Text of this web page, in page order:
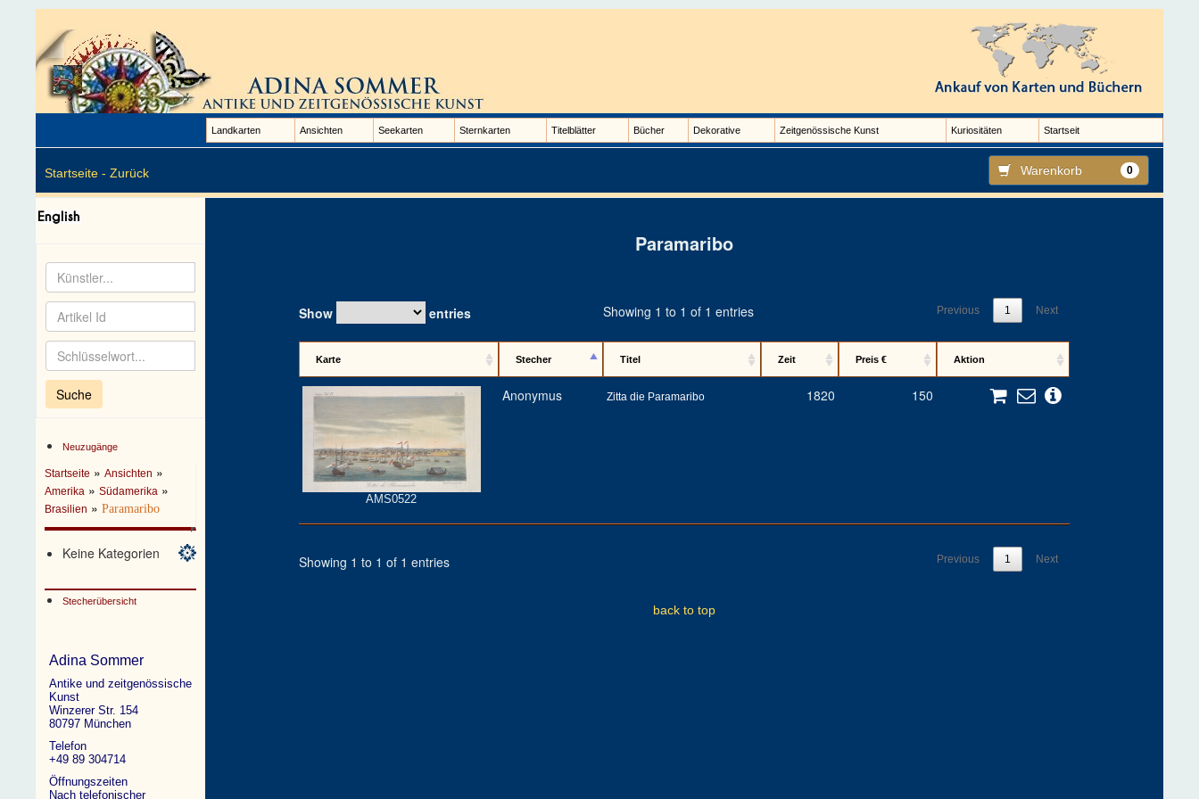
Landkarten Ansichten Seekarten Sternkarten Titelblätter Bücher Dekorative Zeitgenössische Kunst Kuriositäten Startseit
Startseite - Zurück Warenkorb 0
Neuzugänge
Startseite »Ansichten »
Amerika »Südamerika »
Brasilien »Paramaribo
Keine Kategorien
Stecherübersicht
Adina Sommer
Antike und zeitgenössische
Kunst
Winzerer Str. 154
80797 München
Telefon
+49 89 304714
Öffnungszeiten
Nach telefonischer
Paramaribo
Show entries Showing 1 to 1 of 1 entries Previous 1 Next
Karte Stecher Titel Zeit Preis € Aktion
AMS0522
Anonymus Zitta die Paramaribo 1820 150
Showing 1 to 1 of 1 entries Previous 1 Next
back to top